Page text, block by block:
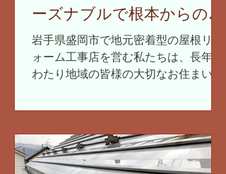
ーズナブルで根本からの解
決策
岩手県盛岡市で地元密着型の屋根リフ
ォーム工事店を営む私たちは、長年に
わたり地域の皆様の大切なお住まいの
た。特に雨どいの修理は、建物を雨水
め、細心の注意を払って作業を行いま
す。...